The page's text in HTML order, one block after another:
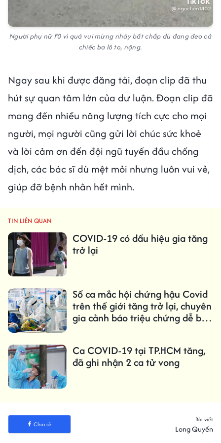
Người phụ nữ F0 vì quá vui mừng nhảy bất chấp dù đang đeo cả
chiếc ba lô to, nặng.
Ngay sau khi được đăng tải, đoạn clip đã thu
hút sự quan tâm lớn của dư luận. Đoạn clip đã
mang đến nhiều năng lượng tích cực cho mọi
người, mọi người cũng gửi lời chúc sức khoẻ
và lời cảm ơn đến đội ngũ tuyến đầu chống
dịch, các bác sĩ dù mệt mỏi nhưng luôn vui vẻ,
giúp đỡ bệnh nhân hết mình.
TIN LIÊN QUAN
COVID-19 có dấu hiệu gia tăng
trở lại
Số ca mắc hội chứng hậu Covid
trên thế giới tăng trở lại, chuyên
gia cảnh báo triệu chứng dễ bị
Ca COVID-19 tại TP.HCM tăng,
đã ghi nhận 2 ca tử vong
Chia sẻ
Bài viết
Long Quyền